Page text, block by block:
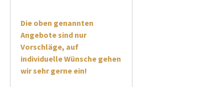
Die oben genannten
Angebote sind nur
Vorschläge, auf
individuelle Wünsche gehen
wir sehr gerne ein!